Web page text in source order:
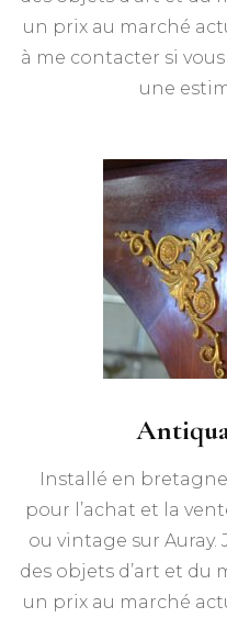
un prix au marché
à me contacter si
une
Installé en
pour l’achat et la
ou vintage sur
des objets d’art et du
un prix au marché